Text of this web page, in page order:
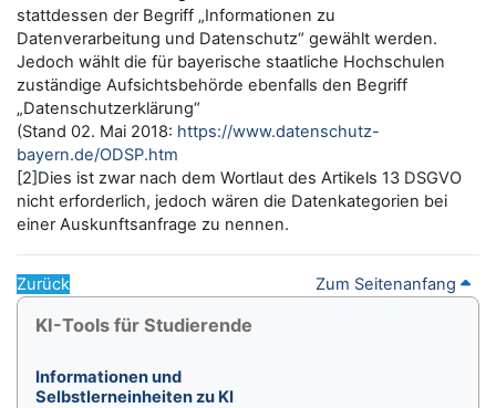
stattdessen der Begriff „Informationen zu
Datenverarbeitung und Datenschutz“ gewählt werden.
Jedoch wählt die für bayerische staatliche Hochschulen
zuständige Aufsichtsbehörde ebenfalls den Begriff
„Datenschutzerklärung“
(Stand 02. Mai 2018: https://www.datenschutz-
bayern.de/ODSP.htm
[2]Dies ist zwar nach dem Wortlaut des Artikels 13 DSGVO
nicht erforderlich, jedoch wären die Datenkategorien bei
einer Auskunftsanfrage zu nennen.
Zurück Zum Seitenanfang
Blöcke
KI-Tools für Studierende überspringen
KI-Tools für Studierende
Informationen und
Selbstlerneinheiten zu KI